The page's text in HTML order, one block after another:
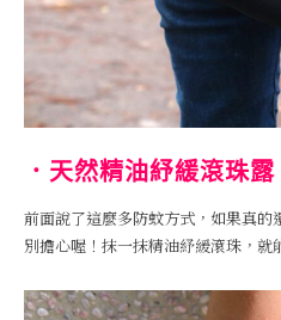
．天然精油紓緩滾珠露
前面說了這麼多防蚊方式，如果真
別擔心喔！抹一抹精油紓緩滾珠，就